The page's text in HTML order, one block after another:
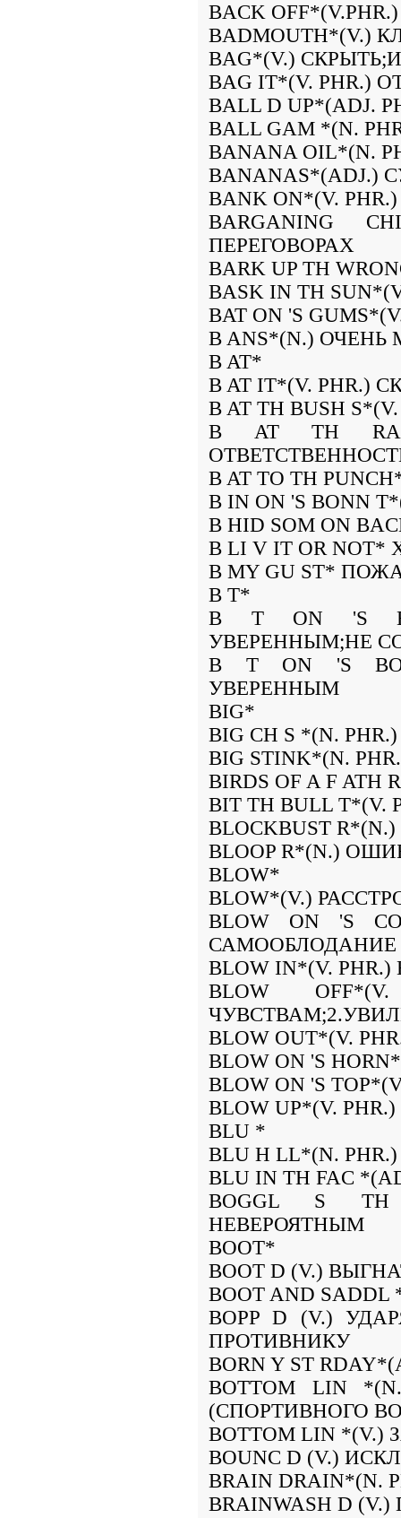
BACK
BADMOUTH*(V.)
BAG*(V.)
BAG IT*(V. PHR.)
BALL D
BALL GAM *(N.
BANANA OIL*(N.
BANK ON*(V.
BARGANING
ПЕРЕГОВОРАХ
BARK UP TH
BASK IN TH
BAT ON 'S
B ANS*(N.)
B AT*
B AT IT*(V. PHR.)
B AT TH BUSH
B AT TH
B AT TO TH
B IN ON 'S BONN
B HID SOM ON
B LI V IT OR
B MY GU ST*
B T*
B T ON 'S
УВЕРЕННЫМ;НЕ
B T ON 'S
УВЕРЕННЫМ
BIG*
BIG CH S *(N.
BIG STINK*(N.
BIRDS OF A F
BIT TH BULL
BLOCKBUST
BLOOP R*(N.)
BLOW*
BLOW*(V.)
BLOW ON 'S
САМООБЛОДАНИЕ
BLOW IN*(V.
BLOW
BLOW OUT*(V.
BLOW ON 'S
BLOW ON 'S
BLOW UP*(V.
BLU *
BLU H LL*(N.
BLU IN TH FAC
BOGGL S TH
НЕВЕРОЯТНЫМ
BOOT*
BOOT D (V.)
BOOT AND
BOPP D (V.)
ПРОТИВНИКУ
BORN Y ST
BOTTOM LIN
(СПОРТИВНОГО
BOTTOM LIN *(V.)
BOUNC D (V.)
BRAIN DRAIN*(N.
BRAINWASH D